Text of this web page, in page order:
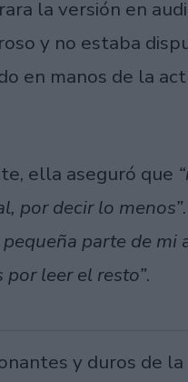
la versión en
y no estaba
en manos de la
ella aseguró que
por decir lo menos”
parte de
leer el resto”.
y duros de